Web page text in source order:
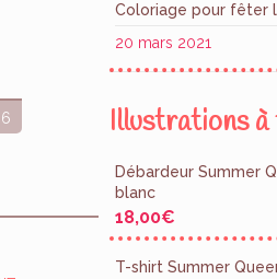
6
Coloriage pour fêter
20 mars 2021
Illustrations
Débardeur Summer
blanc
18,00€
T-shirt Summer